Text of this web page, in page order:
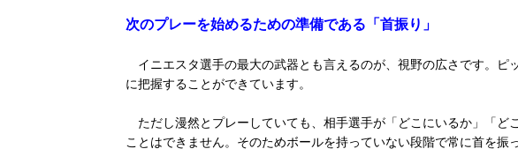
次のプレーを始めるための準備である「首振り」
イニエスタ選手の最大の武器とも言えるのが、視野の広さです。ピ
に把握することができています。
ただし漫然とプレーしていても、相手選手が「どこにいるか」「ど
ことはできません。そのためボールを持っていない段階で常に首を